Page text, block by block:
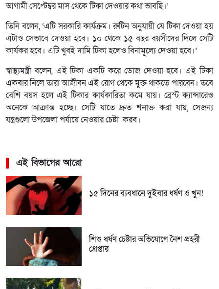
আগামী সেপ্টেম্বর মাস থেকে টিকা দেওয়ার কথা ভাবছি।’
তিনি বলেন, ‘এটি সরকারি কার্যক্রম। রুটিন অনুযায়ী যে টিকা দেওয়া হয়
এটাও সেভাবে দেওয়া হবে। ১০ থেকে ১৫ বছর বয়সীদের দিলে সেটি
কার্যকর হবে। এটি খুবই দামি টিকা হলেও বিনামূল্যে দেওয়া হবে।’
স্বাস্থ্যমন্ত্রী বলেন, এই টিকা একটি করে ডোজ দেওয়া হবে। এই টিকা
একবার নিলে তারা আজীবন এই রোগ থেকে মুক্ত থাকতে পারবেন। তবে
বেশি বয়স হলে এই টিকার কার্যকারিতা কমে যায়। ব্রেস্ট ক্যান্সারেও
অনেকে আক্রান্ত হচ্ছে। সেটি যাতে দ্রুত শনাক্ত করা যায়, সেজন্য
যন্ত্রগুলো উপজেলা পর্যায়ে নেওয়ার চেষ্টা করব।
এই বিভাগের আরো
১৫ দিনের ব্যবধানে দুইবার ধর্ষণ ও খুন!
শিশু ধর্ষণ চেষ্টার অভিযোগে নৈশ প্রহরী
গ্রেপ্তার